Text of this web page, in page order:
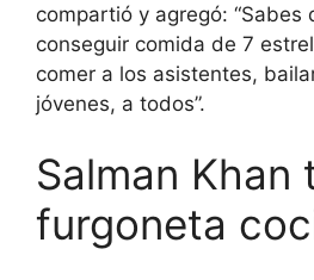
compartió y agregó: “Sabes
conseguir comida de 7
comer a los asistentes,
jóvenes, a todos”.
Salman Khan
furgoneta